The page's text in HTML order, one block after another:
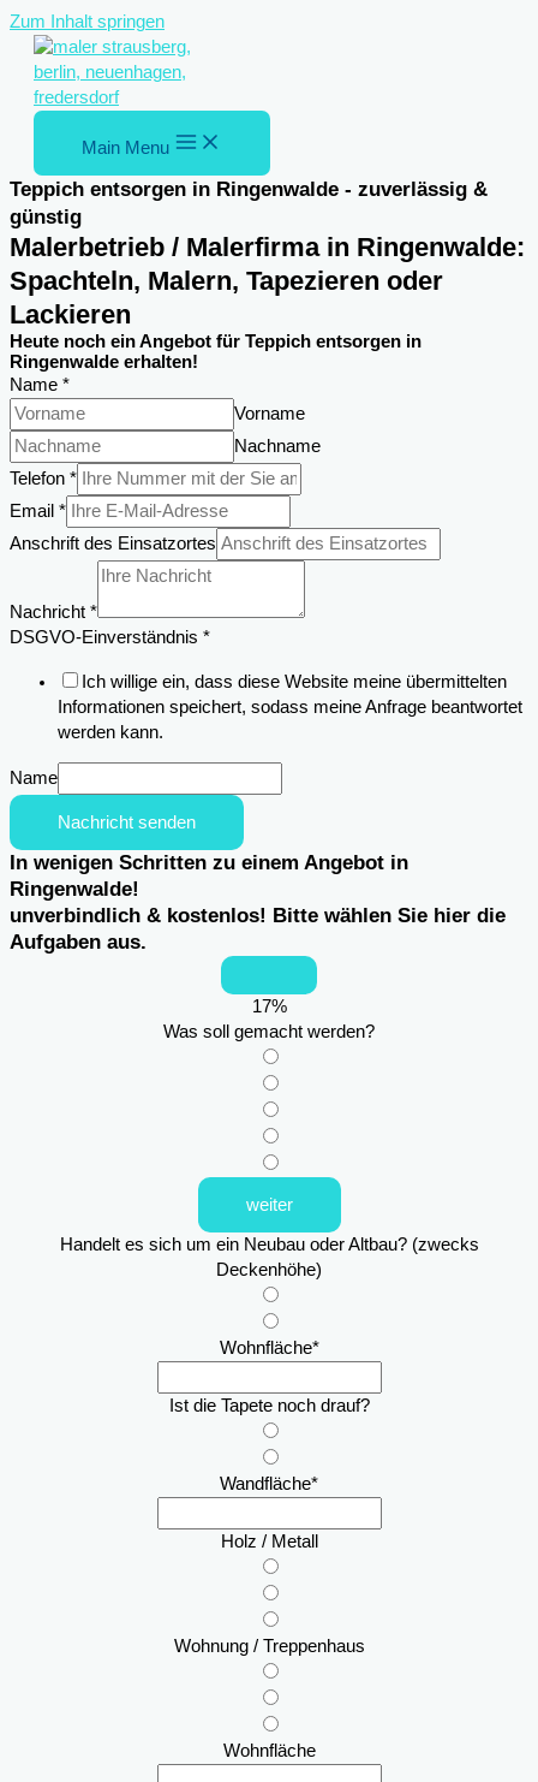
Zum Inhalt springen
Main Menu
Teppich entsorgen in Ringenwalde - zuverlässig &
günstig
Malerbetrieb / Malerfirma in Ringenwalde:
Spachteln, Malern, Tapezieren oder
Lackieren
Heute noch ein Angebot für Teppich entsorgen in
Ringenwalde erhalten!
Name *
Vorname
Nachname
Telefon
Anschrift
Nachricht
Telefon *
Email *
Anschrift des Einsatzortes
Nachricht *
DSGVO-Einverständnis *
Ich willige ein, dass diese Website meine übermittelten
Informationen speichert, sodass meine Anfrage beantwortet
werden kann.
Name
Nachricht senden
In wenigen Schritten zu einem Angebot in
Ringenwalde!
unverbindlich & kostenlos! Bitte wählen Sie hier die
Aufgaben aus.
17%
Was soll gemacht werden?
weiter
Handelt es sich um ein Neubau oder Altbau? (zwecks
Deckenhöhe)
Wohnfläche*
Ist die Tapete noch drauf?
Wandfläche*
Holz / Metall
Wohnung / Treppenhaus
Wohnfläche